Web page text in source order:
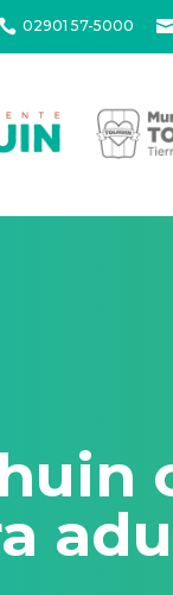
02901 57-5000